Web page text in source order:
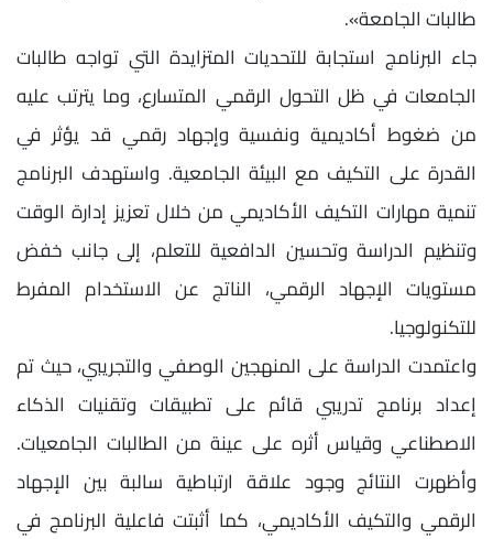
طالبات الجامعة».
جاء البرنامج استجابة للتحديات المتزايدة التي تواجه طالبات
الجامعات في ظل التحول الرقمي المتسارع، وما يترتب عليه
من ضغوط أكاديمية ونفسية وإجهاد رقمي قد يؤثر في
القدرة على التكيف مع البيئة الجامعية. واستهدف البرنامج
تنمية مهارات التكيف الأكاديمي من خلال تعزيز إدارة الوقت
وتنظيم الدراسة وتحسين الدافعية للتعلم، إلى جانب خفض
مستويات الإجهاد الرقمي، الناتج عن الاستخدام المفرط
للتكنولوجيا.
واعتمدت الدراسة على المنهجين الوصفي والتجريبي، حيث تم
إعداد برنامج تدريبي قائم على تطبيقات وتقنيات الذكاء
الاصطناعي وقياس أثره على عينة من الطالبات الجامعيات.
وأظهرت النتائج وجود علاقة ارتباطية سالبة بين الإجهاد
الرقمي والتكيف الأكاديمي، كما أثبتت فاعلية البرنامج في